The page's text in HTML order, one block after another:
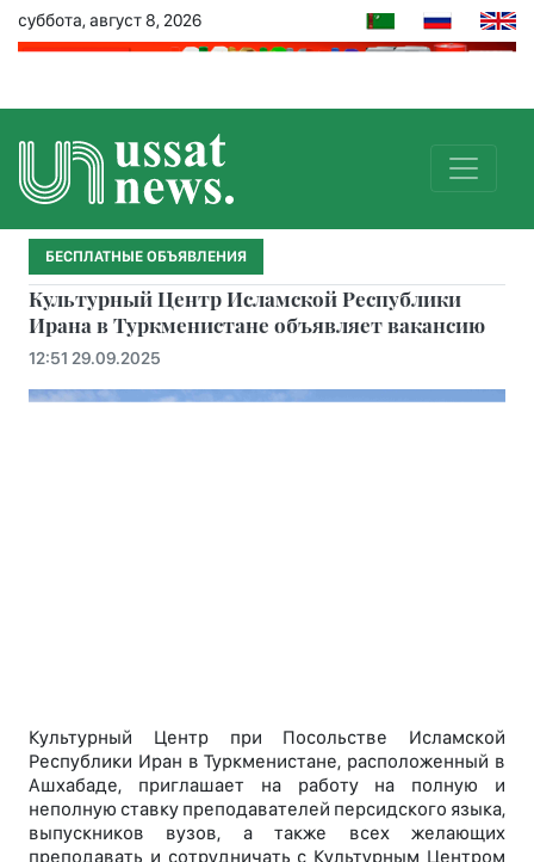
суббота, август 8, 2026
БЕСПЛАТНЫЕ ОБЪЯВЛЕНИЯ
Культурный Центр Исламской Республики
Ирана в Туркменистане объявляет вакансию
12:51 29.09.2025
Культурный Центр при Посольстве Исламской
Республики Иран в Туркменистане, расположенный в
Ашхабаде, приглашает на работу на полную и
неполную ставку преподавателей персидского языка,
выпускников вузов, а также всех желающих
преподавать и сотрудничать с Культурным Центром